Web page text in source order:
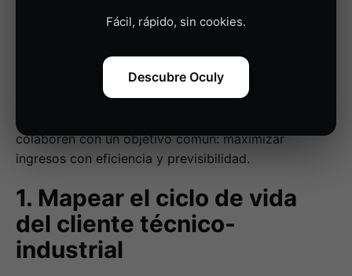
sector industrial no es un cambio superficial, sino una
los equipos interactúan, los procesos se conectan y
los datos fluyen entre departamentos. Esta
implementación requiere una estrategia progresiva
colaboren con un objetivo común: maximizar
ingresos con eficiencia y previsibilidad.
1. Mapear el ciclo de vida
del cliente técnico-
industrial
Fácil, rápido, sin cookies.
Descubre Oculy